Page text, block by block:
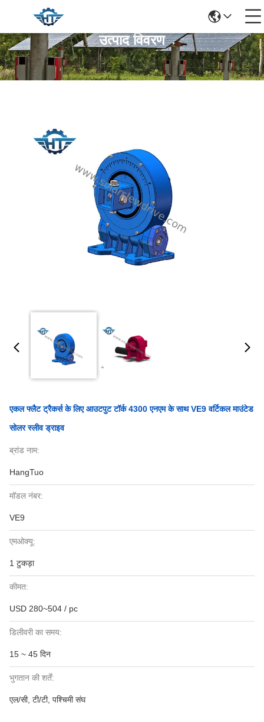
उत्पाद विवरण
एकल फ्लैट ट्रैकर्स के लिए आउटपुट टॉर्क 4300 एनएम के साथ VE9 वर्टिकल माउंटेड
सोलर स्लीव ड्राइव
ब्रांड नाम:
HangTuo
मॉडल नंबर:
VE9
एमओक्यू:
1 टुकड़ा
कीमत:
USD 280~504 / pc
डिलीवरी का समय:
15 ~ 45 दिन
भुगतान की शर्तें:
एल/सी, टी/टी, पश्चिमी संघ